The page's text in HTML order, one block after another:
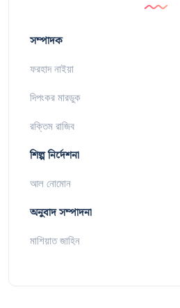
সম্পাদক
ফরহাদ নাইয়া
দিপংকর মারডুক
রক্তিম রাজিব
শিল্প নির্দেশনা
আল নোমোন
অনুবাদ সম্পাদনা
মাশিয়াত জাহিন